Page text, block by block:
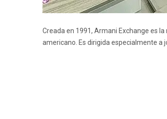
Creada en 1991, Armani Exchange es
americano. Es dirigida especialmente a